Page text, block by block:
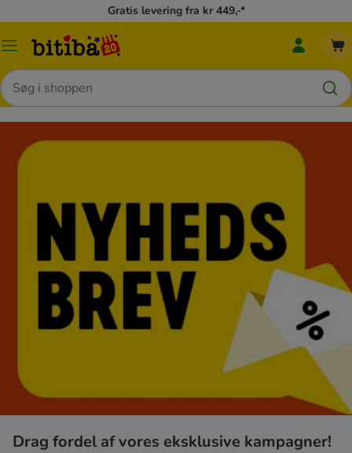
Gratis levering fra kr 449,-*
Menu
Min
bitiba
menu
Søg
Drag fordel af vores eksklusive kampagner!